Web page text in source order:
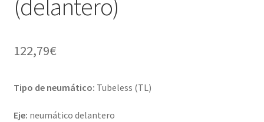
(delantero)
122,79€
Tipo de neumático: Tubeless (TL)
Eje: neumático delantero